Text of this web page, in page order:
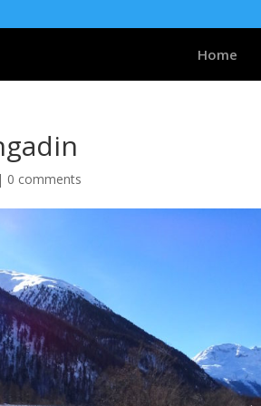
Home
0 comments